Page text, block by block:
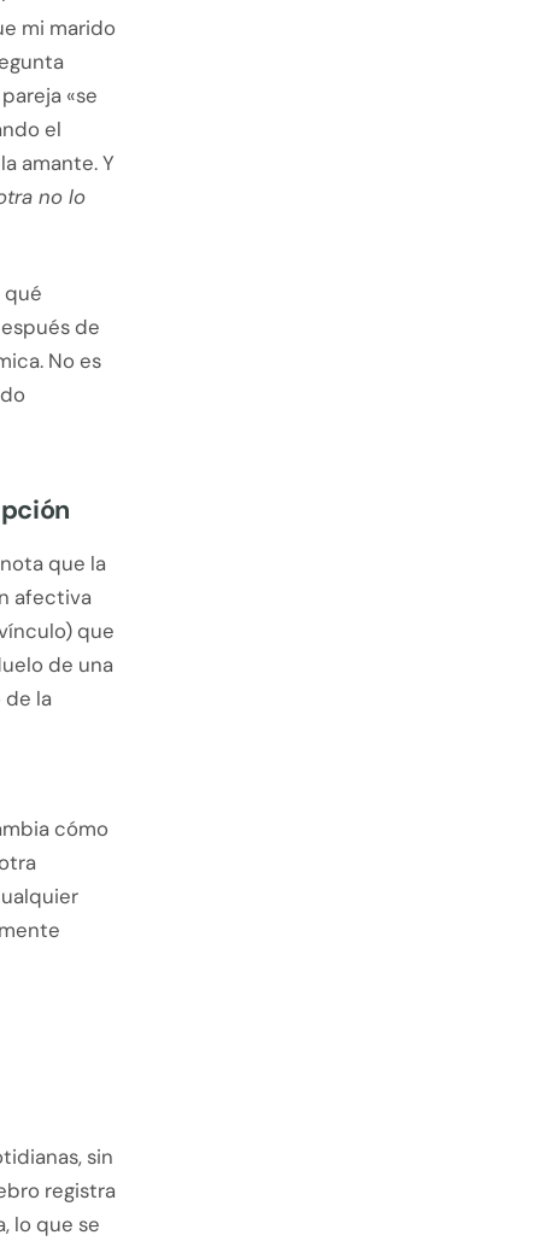
mi marido
«se
el
amante. Y
no lo
qué
de
No es
que la
afectiva
que
de una
la
cómo
sin
registra
lo que se